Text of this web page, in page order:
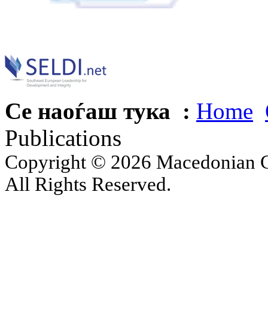
Се наоѓаш тука : Home
Publications
Copyright © 2026 Macedonian
All Rights Reserved.